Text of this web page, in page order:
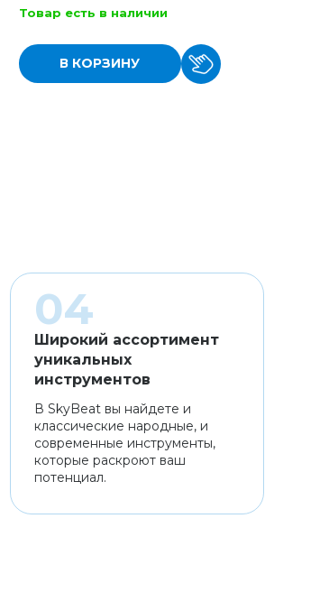
Товар есть в наличии
В КОРЗИНУ
Широкий ассортимент
уникальных
инструментов
В SkyBeat вы найдете и
классические народные, и
современные инструменты,
которые раскроют ваш
потенциал.